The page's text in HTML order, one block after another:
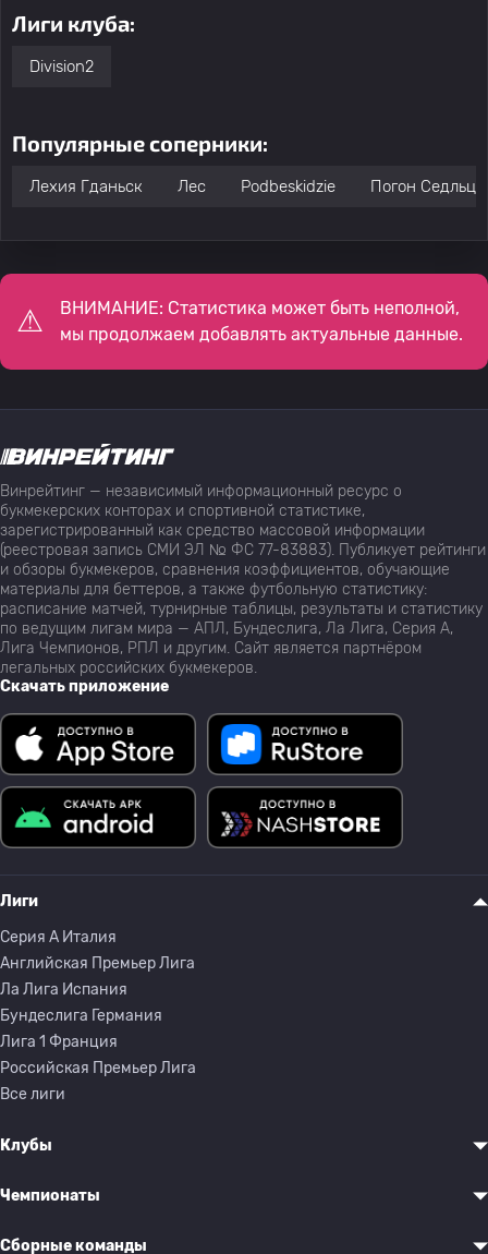
Лиги клуба:
Division2
Популярные соперники:
Лехия Гданьск Лес Podbeskidzie Погон Седльце
ВНИМАНИЕ: Статистика может быть неполной,
мы продолжаем добавлять актуальные данные.
Винрейтинг — независимый информационный ресурс о
букмекерских конторах и спортивной статистике,
зарегистрированный как средство массовой информации
(реестровая запись СМИ ЭЛ № ФС 77-83883). Публикует рейтинги
и обзоры букмекеров, сравнения коэффициентов, обучающие
материалы для беттеров, а также футбольную статистику:
расписание матчей, турнирные таблицы, результаты и статистику
по ведущим лигам мира — АПЛ, Бундеслига, Ла Лига, Серия А,
Лига Чемпионов, РПЛ и другим. Сайт является партнёром
легальных российских букмекеров.
Скачать приложение
Лиги
Серия A Италия
Английская Премьер Лига
Ла Лига Испания
Бундеслига Германия
Лига 1 Франция
Российская Премьер Лига
Все лиги
Клубы
Чемпионаты
Сборные команды